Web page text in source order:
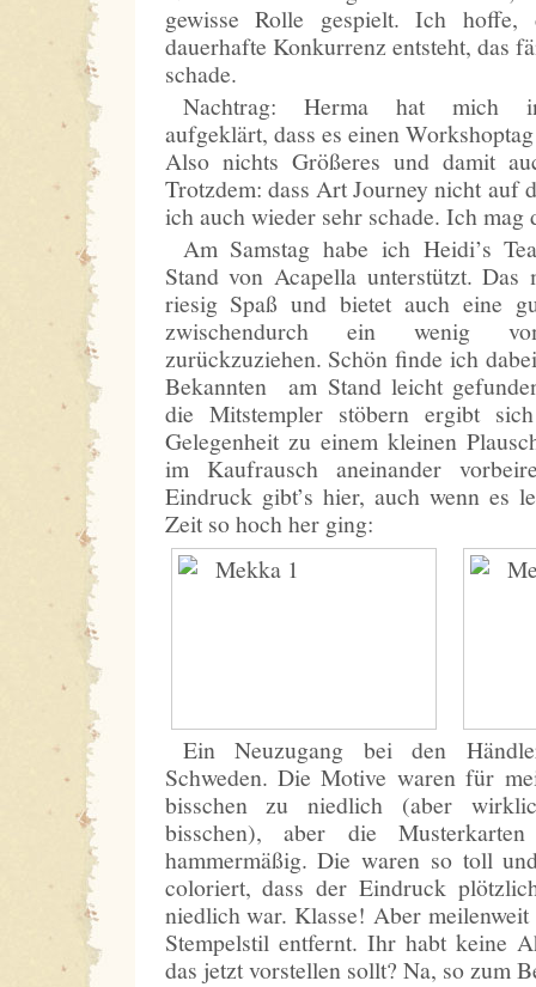
gewisse Rolle gespielt. Ich
dauerhafte Konkurrenz entsteht, das
schade.
Nachtrag: Herma hat mich
aufgeklärt, dass es einen
Also nichts Größeres und damit
Trotzdem: dass Art Journey nicht auf
ich auch wieder sehr schade. Ich mag
Am Samstag habe ich Heidi’s
Stand von Acapella unterstützt. Das
riesig Spaß und bietet auch eine
zwischendurch ein wenig
zurückzuziehen. Schön finde ich
Bekannten am Stand leicht
die Mitstempler stöbern ergibt
Gelegenheit zu einem kleinen
im Kaufrausch aneinander
Eindruck gibt’s hier, auch wenn es
Zeit so hoch her ging:
Ein Neuzugang bei den
Schweden. Die Motive waren für
bisschen zu niedlich (aber
bisschen), aber die
hammermäßig. Die waren so toll
coloriert, dass der Eindruck
niedlich war. Klasse! Aber meilenweit
Stempelstil entfernt. Ihr habt keine
das jetzt vorstellen sollt? Na, so zum